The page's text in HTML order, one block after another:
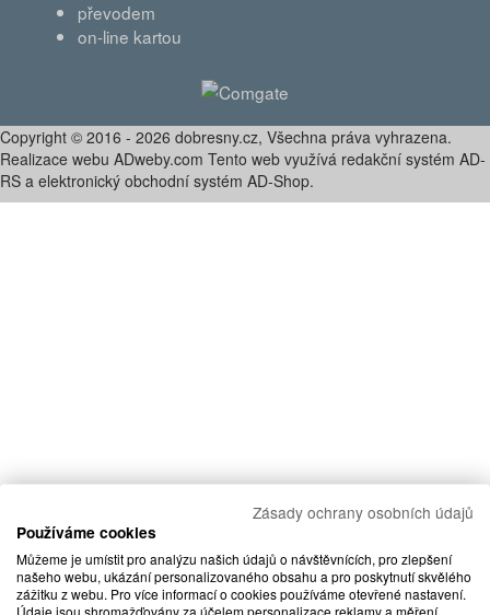
převodem
on-line kartou
Zásady ochrany osobních údajů
Používáme cookies
Můžeme je umístit pro analýzu našich údajů o návštěvnících, pro zlepšení
našeho webu, ukázání personalizovaného obsahu a pro poskytnutí skvělého
zážitku z webu. Pro více informací o cookies používáme otevřené nastavení.
Údaje jsou shromažďovány za účelem personalizace reklamy a měření
Copyright © 2016 - 2026 dobresny.cz, Všechna práva vyhrazena.
Realizace webu ADweby.com Tento web využívá redakční systém AD-
RS a elektronický obchodní systém AD-Shop.